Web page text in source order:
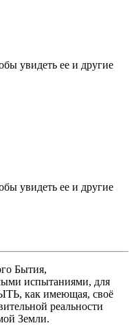
увидеть ее и другие
увидеть ее и другие
Бытия,
испытаниями, для
как имеющая, своё
реальности
Земли.